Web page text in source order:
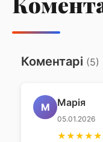
Коментарі (5)
М Марія
05.01.2026
★★★★★